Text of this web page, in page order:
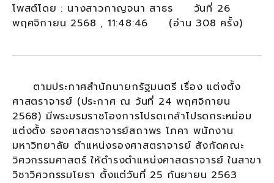
โพสต์โดย : นางสาวกาญจนา สาธร วันที่ 26
พฤศจิกายน 2568 , 11:48:46 (อ่าน 308 ครั้ง)
ตามประกาศสำนักนายกรัฐมนตรี เรื่อง แต่งตั้ง
ศาสตราจารย์ (ประกาศ ณ วันที่ 24 พฤศจิกายน
2568) มีพระบรมราชโองการโปรดเกล้าโปรดกระหม่อม
แต่งตั้ง รองศาสตราจารย์สถาพร โภคา พนักงาน
มหาวิทยาลัย ตำแหน่งรองศาสตราจารย์ สังกัดคณะ
วิศวกรรมศาสตร์ ให้ดำรงตำแหน่งศาสตราจารย์ ในสาขา
วิชาวิศวกรรมโยธา ตั้งแต่วันที่ 25 กันยายน 2563